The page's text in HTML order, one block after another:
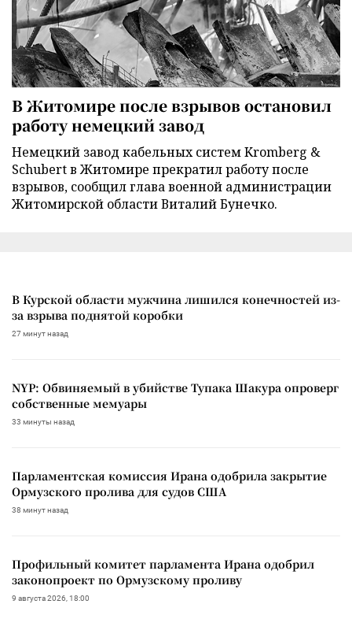
В Житомире после взрывов остановил
работу немецкий завод
Немецкий завод кабельных систем Kromberg &
Schubert в Житомире прекратил работу после
взрывов, сообщил глава военной администрации
Житомирской области Виталий Бунечко.
В Курской области мужчина лишился конечностей из-
за взрыва поднятой коробки
27 минут назад
NYP: Обвиняемый в убийстве Тупака Шакура опроверг
собственные мемуары
33 минуты назад
Парламентская комиссия Ирана одобрила закрытие
Ормузского пролива для судов США
38 минут назад
Профильный комитет парламента Ирана одобрил
законопроект по Ормузскому проливу
9 августа 2026, 18:00